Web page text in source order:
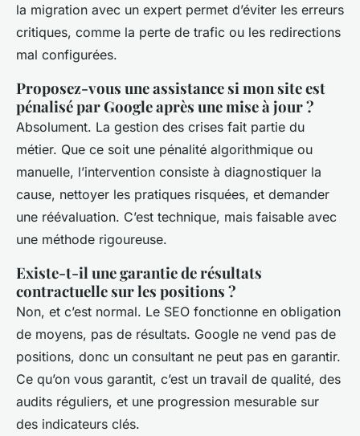
la migration avec un expert permet d’éviter les erreurs
critiques, comme la perte de trafic ou les redirections
mal configurées.
Proposez-vous une assistance si mon site est
pénalisé par Google après une mise à jour ?
Absolument. La gestion des crises fait partie du
métier. Que ce soit une pénalité algorithmique ou
manuelle, l’intervention consiste à diagnostiquer la
cause, nettoyer les pratiques risquées, et demander
une réévaluation. C’est technique, mais faisable avec
une méthode rigoureuse.
Existe-t-il une garantie de résultats
contractuelle sur les positions ?
Non, et c’est normal. Le SEO fonctionne en obligation
de moyens, pas de résultats. Google ne vend pas de
positions, donc un consultant ne peut pas en garantir.
Ce qu’on vous garantit, c’est un travail de qualité, des
audits réguliers, et une progression mesurable sur
des indicateurs clés.